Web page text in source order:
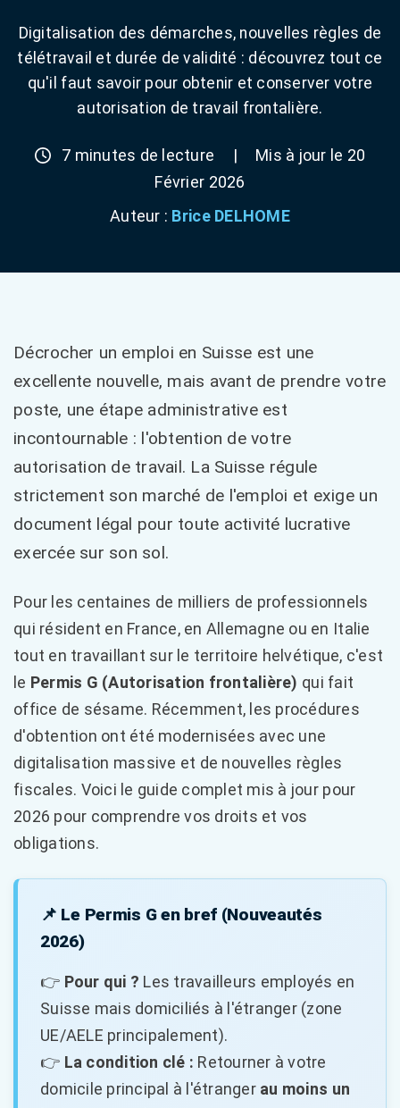
Digitalisation des démarches, nouvelles règles de
télétravail et durée de validité : découvrez tout ce
qu'il faut savoir pour obtenir et conserver votre
autorisation de travail frontalière.
7 minutes de lecture |
Mis à jour le 20
Février 2026
Auteur : Brice DELHOME
Décrocher un emploi en Suisse est une
excellente nouvelle, mais avant de prendre votre
poste, une étape administrative est
incontournable : l'obtention de votre
autorisation de travail. La Suisse régule
strictement son marché de l'emploi et exige un
document légal pour toute activité lucrative
exercée sur son sol.
Pour les centaines de milliers de professionnels
qui résident en France, en Allemagne ou en Italie
tout en travaillant sur le territoire helvétique, c'est
le Permis G (Autorisation frontalière) qui fait
office de sésame. Récemment, les procédures
d'obtention ont été modernisées avec une
digitalisation massive et de nouvelles règles
fiscales. Voici le guide complet mis à jour pour
2026 pour comprendre vos droits et vos
obligations.
📌 Le Permis G en bref (Nouveautés
2026)
👉 Pour qui ? Les travailleurs employés en
Suisse mais domiciliés à l'étranger (zone
UE/AELE principalement).
👉 La condition clé : Retourner à votre
domicile principal à l'étranger au moins un